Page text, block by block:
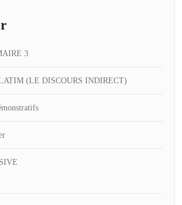
3
(LE DISCOURS INDIRECT)